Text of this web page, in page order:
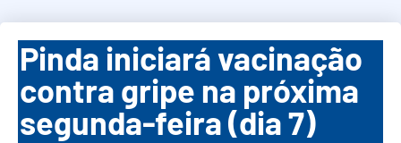
Pinda iniciará vacinação
contra gripe na próxima
segunda-feira (dia 7)